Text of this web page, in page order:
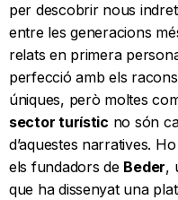
per descobrir nous
entre les generacions
relats en primera
perfecció amb els
úniques, però moltes
sector turístic no són
d’aquestes narratives.
els fundadors de Beder,
que ha dissenyat una